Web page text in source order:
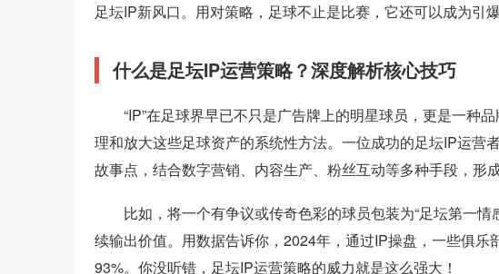
足坛IP新风口。用对策略，足球不止是比赛，它还可以成为引
什么是足坛IP运营策略？深度解析核心技巧
“IP”在足球界早已不只是广告牌上的明星球员，更是一种
理和放大这些足球资产的系统性方法。一位成功的足坛IP运营
故事点，结合数字营销、内容生产、粉丝互动等多种手段，形
比如，将一个有争议或传奇色彩的球员包装为“足坛第一
续输出价值。用数据告诉你，2024年，通过IP操盘，一些俱
93%。你没听错，足坛IP运营策略的威力就是这么强大！